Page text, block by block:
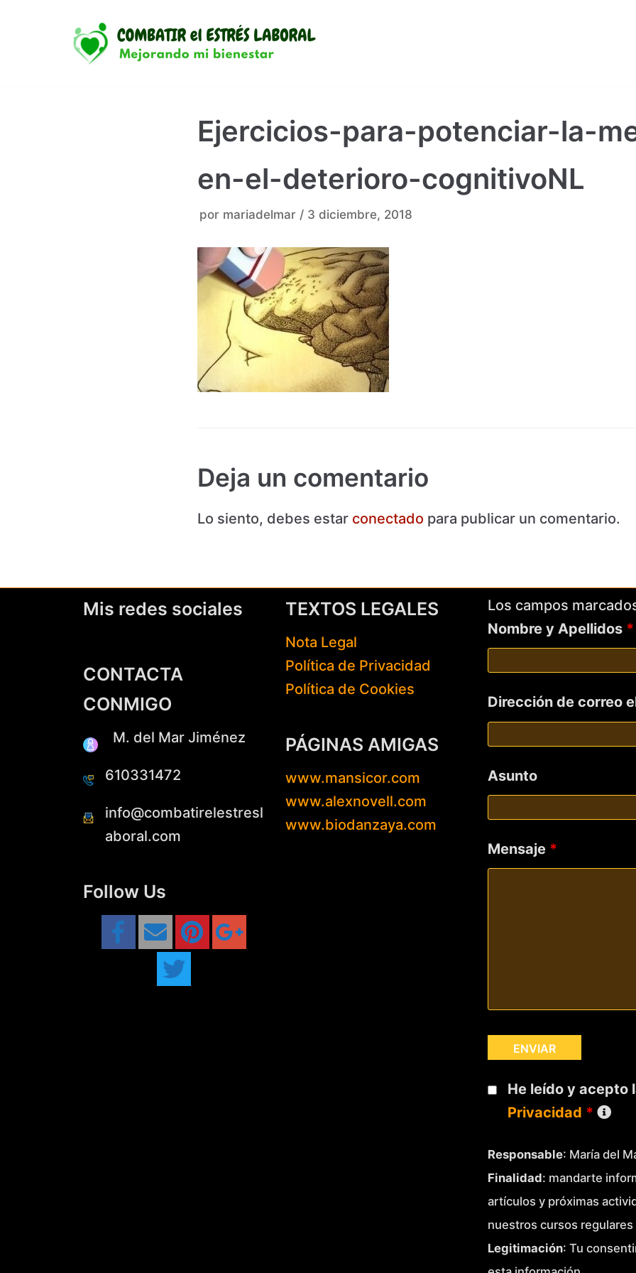
Ejercicios-para-potenciar-la-
en-el-deterioro-cognitivoNL
por mariadelmar 3 diciembre, 2018
Deja un comentario
Lo siento, debes estar conectado para publicar un comentario.
Mis redes sociales
CONTACTA
CONMIGO
M. del Mar Jiménez
610331472
info@combatirelestresl
aboral.com
Follow Us
TEXTOS LEGALES
Nota Legal
Política de Privacidad
Política de Cookies
PÁGINAS AMIGAS
www.mansicor.com
www.alexnovell.com
www.biodanzaya.com
Los campos
Nombre y Apellidos *
Dirección de correo
Asunto
Mensaje *
He leído y acepto
Privacidad *
Responsable: María del
Finalidad: mandarte
artículos y próximas
nuestros cursos
Legitimación: Tu